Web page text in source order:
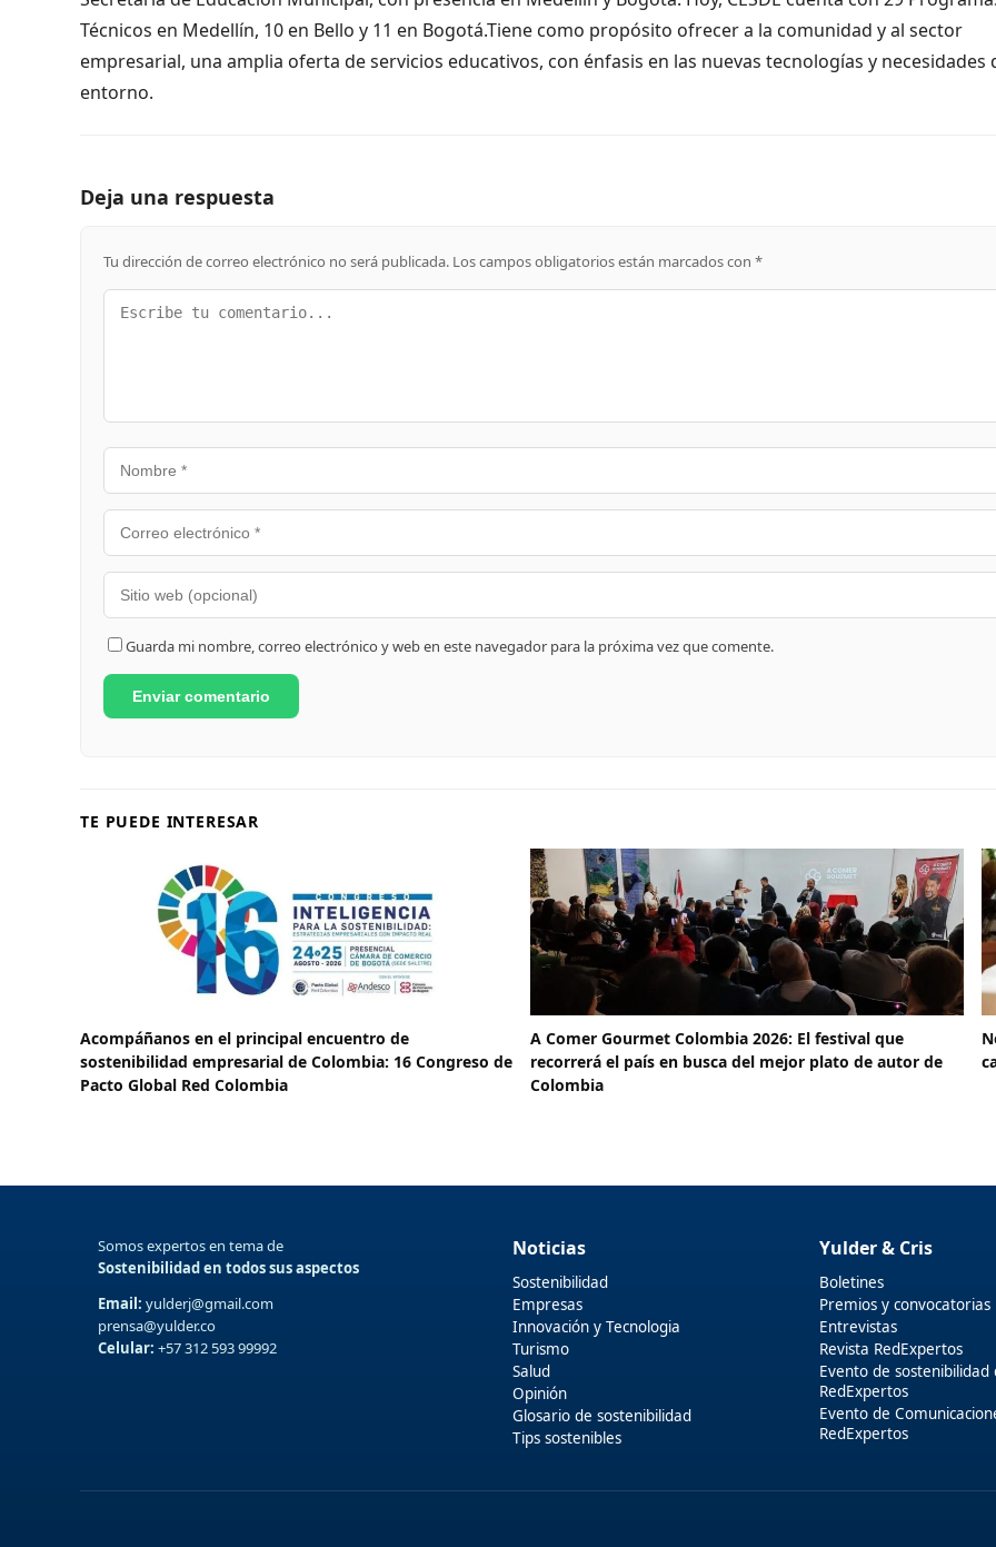
Técnicos en Medellín, 10 en Bello y 11 en Bogotá.Tiene como propósito ofrecer a la comunidad y al sector
empresarial, una amplia oferta de servicios educativos, con énfasis en las nuevas tecnologías y necesidades
entorno.
Deja una respuesta
Tu dirección de correo electrónico no será publicada. Los campos obligatorios están marcados con *
Guarda mi nombre, correo electrónico y web en este navegador para la próxima vez que comente.
TE PUEDE INTERESAR
Acompáñanos en el principal encuentro de
sostenibilidad empresarial de Colombia: 16 Congreso de
Pacto Global Red Colombia
A Comer Gourmet Colombia 2026: El festival que
recorrerá el país en busca del mejor plato de autor de
Colombia
Somos expertos en tema de
Sostenibilidad en todos sus aspectos
Email: yulderj@gmail.com
prensa@yulder.co
Celular: +57 312 593 99992
Noticias
Sostenibilidad
Empresas
Innovación y Tecnologia
Turismo
Salud
Opinión
Glosario de sostenibilidad
Tips sostenibles
Yulder & Cris
Boletines
Premios y convocatorias
Entrevistas
Revista RedExpertos
Evento de sostenibilidad
RedExpertos
Evento de
RedExpertos